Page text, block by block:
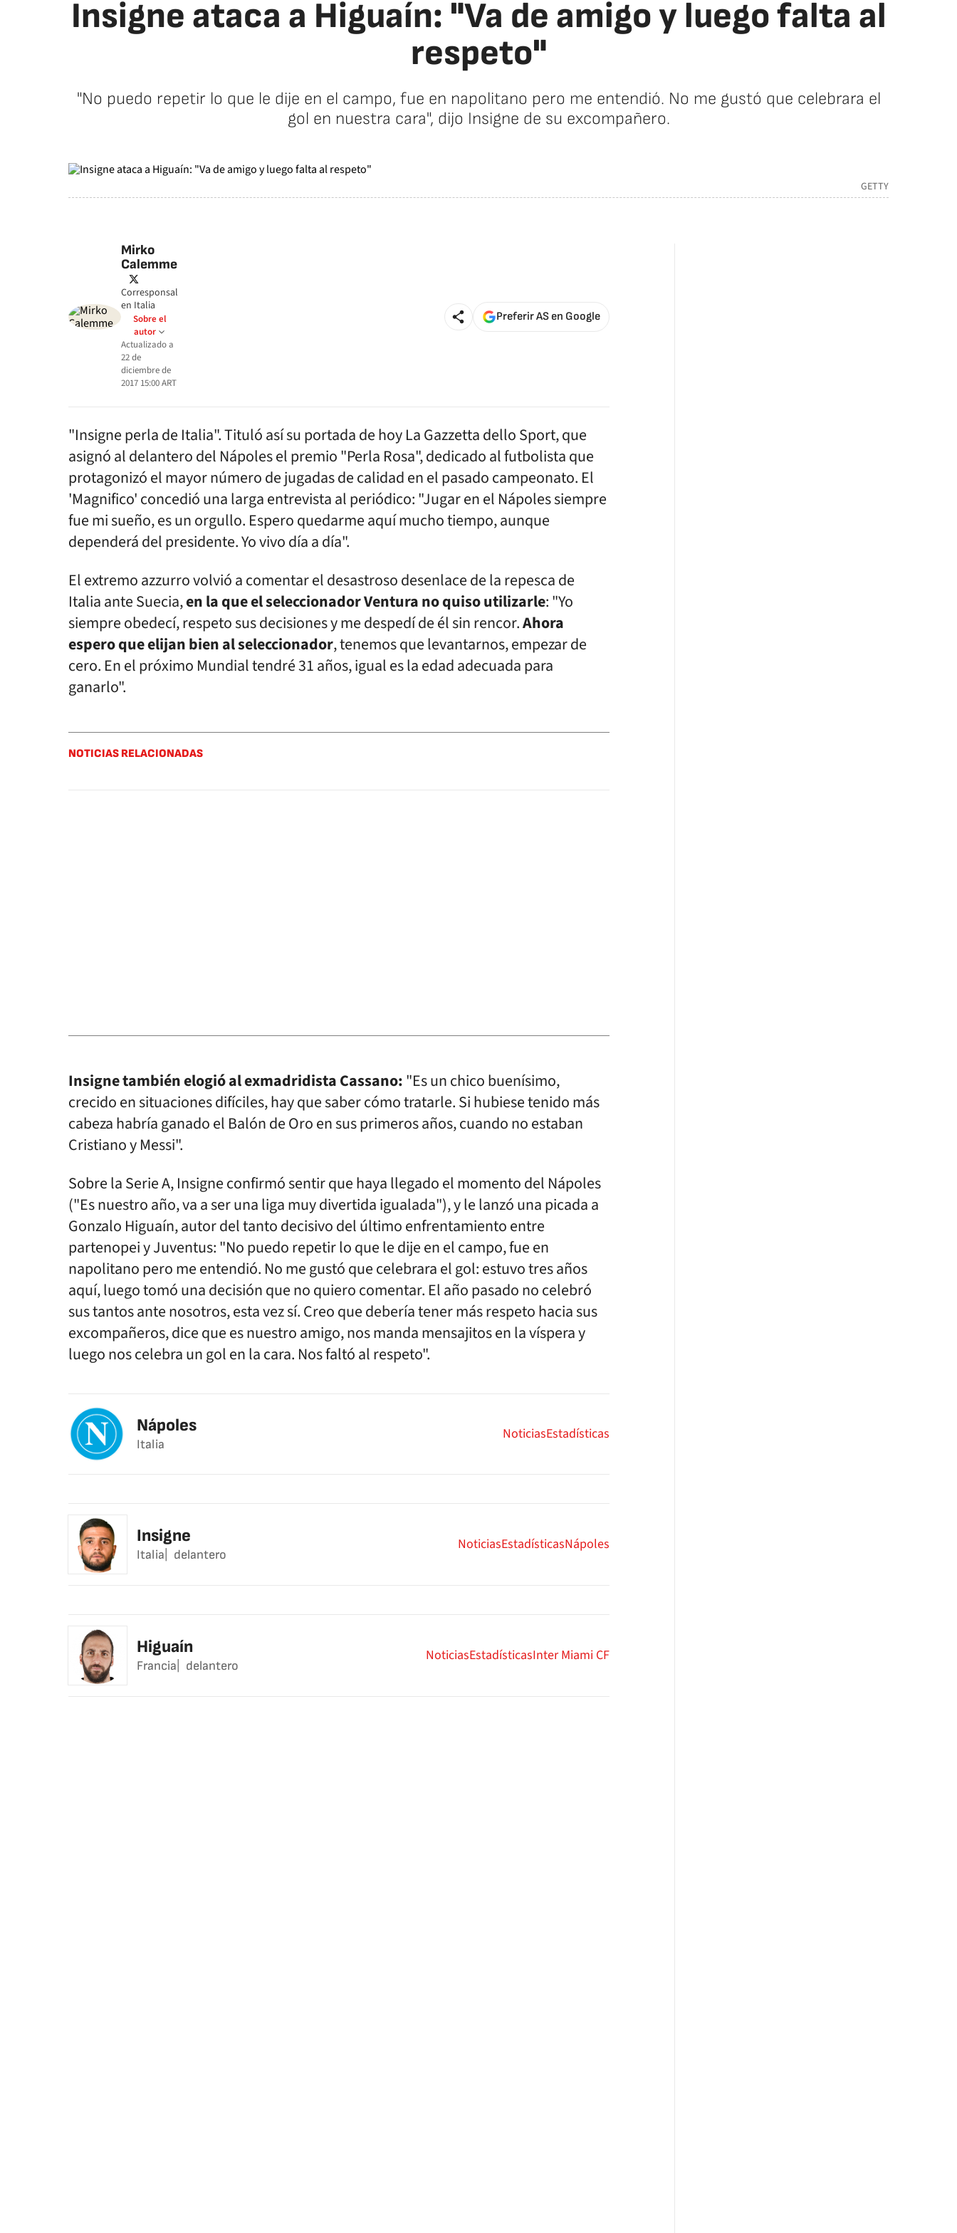
Insigne ataca a Higuaín: "Va de amigo y luego falta al
respeto"
"No puedo repetir lo que le dije en el campo, fue en napolitano pero me entendió. No me gustó que celebrara el
gol en nuestra cara", dijo Insigne de su excompañero.
GETTY
Mirko
Calemme
twitter
Corresponsal
en Italia
Sobre el
autor
Actualizado a
22 de
diciembre de
2017 15:00ART
Preferir AS en Google
"Insigne perla de Italia". Tituló así su portada de hoy La Gazzetta dello Sport, que
asignó al delantero del Nápoles el premio "Perla Rosa", dedicado al futbolista que
protagonizó el mayor número de jugadas de calidad en el pasado campeonato. El
'Magnifico' concedió una larga entrevista al periódico: "Jugar en el Nápoles siempre
fue mi sueño, es un orgullo. Espero quedarme aquí mucho tiempo, aunque
dependerá del presidente. Yo vivo día a día".
El extremo azzurro volvió a comentar el desastroso desenlace de la repesca de
Italia ante Suecia,en la que el seleccionador Ventura no quiso utilizarle: "Yo
siempre obedecí, respeto sus decisiones y me despedí de él sin rencor.Ahora
espero que elijan bien al seleccionador, tenemos que levantarnos, empezar de
cero. En el próximo Mundial tendré 31 años, igual es la edad adecuada para
ganarlo".
NOTICIAS RELACIONADAS
Insigne también elogió al exmadridista Cassano:"Es un chico buenísimo,
crecido en situaciones difíciles, hay que saber cómo tratarle. Si hubiese tenido más
cabeza habría ganado el Balón de Oro en sus primeros años, cuando no estaban
Cristiano y Messi".
Sobre la Serie A, Insigne confirmó sentir que haya llegado el momento del Nápoles
("Es nuestro año, va a ser una liga muy divertida igualada"), y le lanzó una picada a
Gonzalo Higuaín, autor del tanto decisivo del último enfrentamiento entre
partenopei y Juventus: "No puedo repetir lo que le dije en el campo, fue en
napolitano pero me entendió. No me gustó que celebrara el gol: estuvo tres años
aquí, luego tomó una decisión que no quiero comentar. El año pasado no celebró
sus tantos ante nosotros, esta vez sí. Creo que debería tener más respeto hacia sus
excompañeros, dice que es nuestro amigo, nos manda mensajitos en la víspera y
luego nos celebra un gol en la cara. Nos faltó al respeto".
Nápoles
Italia
NoticiasEstadísticas
Insigne
Italia delantero
NoticiasEstadísticasNápoles
Higuaín
Francia delantero
NoticiasEstadísticasInter Miami CF